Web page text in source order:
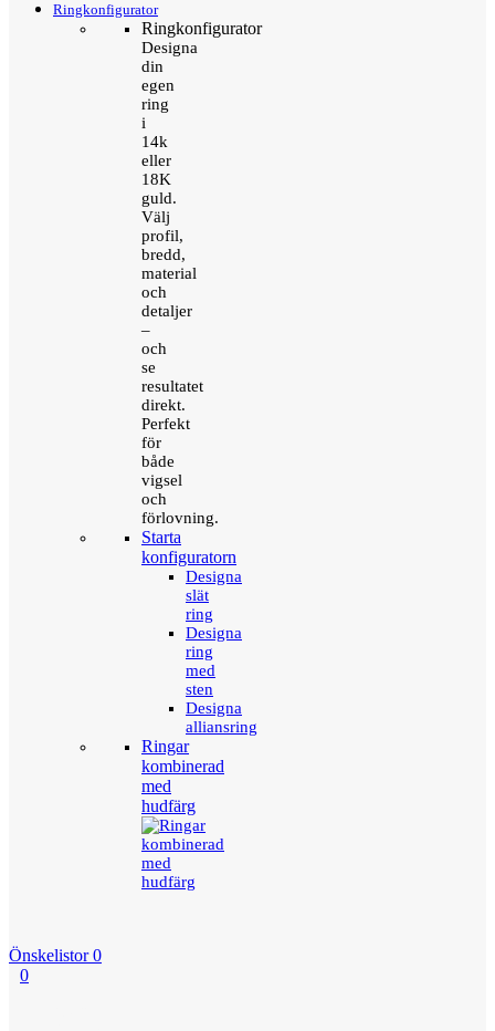
Ringkonfigurator
Ringkonfigurator
Designa
din
egen
ring
i
14k
eller
18K
guld.
Välj
profil,
bredd,
material
och
detaljer
–
och
se
resultatet
direkt.
Perfekt
för
både
vigsel
och
förlovning.
Starta
konfiguratorn
Designa
slät
ring
Designa
ring
med
sten
Designa
alliansring
Ringar
kombinerad
med
hudfärg
Önskelistor 0
0